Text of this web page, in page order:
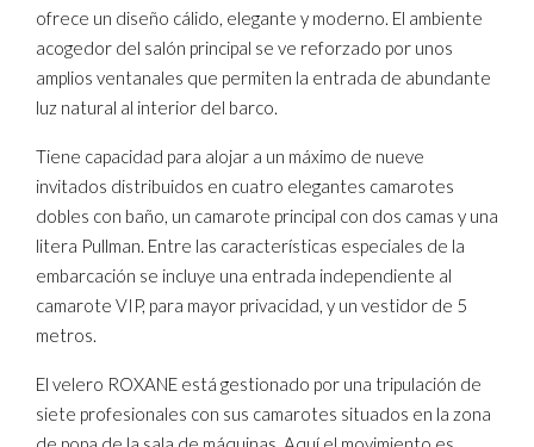
ofrece un diseño cálido, elegante y moderno. El ambiente
acogedor del salón principal se ve reforzado por unos
amplios ventanales que permiten la entrada de abundante
luz natural al interior del barco.
Tiene capacidad para alojar a un máximo de nueve
invitados distribuidos en cuatro elegantes camarotes
dobles con baño, un camarote principal con dos camas y una
litera Pullman. Entre las características especiales de la
embarcación se incluye una entrada independiente al
camarote VIP, para mayor privacidad, y un vestidor de 5
metros.
El velero ROXANE está gestionado por una tripulación de
siete profesionales con sus camarotes situados en la zona